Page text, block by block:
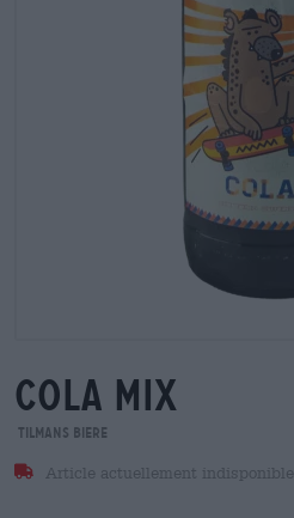
cola mix
Tilmans Biere
Article actuellement indisponible